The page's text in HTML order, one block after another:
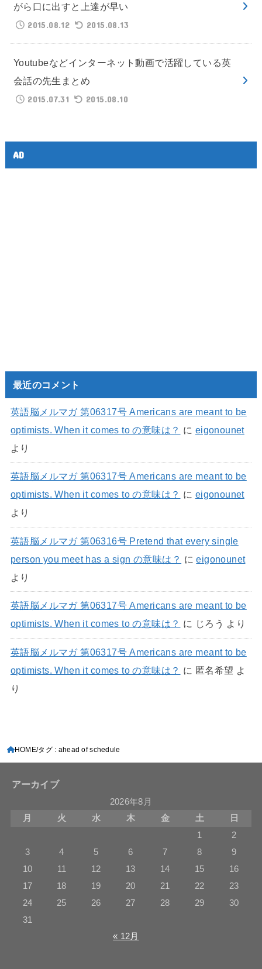
がら口に出すと上達が早い
2015.08.12
2015.08.13
Youtubeなどインターネット動画で活躍している英
会話の先生まとめ
2015.07.31
2015.08.10
AD
最近のコメント
英語脳メルマガ 第06317号 Americans are meant to be
optimists. When it comes to の意味は？ に eigonounet
より
英語脳メルマガ 第06317号 Americans are meant to be
optimists. When it comes to の意味は？ に eigonounet
より
英語脳メルマガ 第06316号 Pretend that every single
person you meet has a sign の意味は？ にeigonounet
より
英語脳メルマガ 第06317号 Americans are meant to be
optimists. When it comes to の意味は？ に じろう より
英語脳メルマガ 第06317号 Americans are meant to be
optimists. When it comes to の意味は？ に 匿名希望 よ
り
HOME タグ : ahead of schedule
アーカイブ
2026年8月
月
火 水 木 金 土
日
1
2
3
4 5 6 7 8
9
10
11 12 13 14 15
16
17
18 19 20 21 22
23
24
25 26 27 28 29
30
31
« 12月